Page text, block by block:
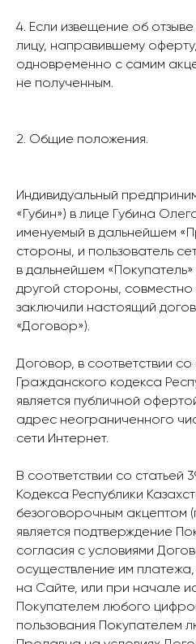
4. Если извещение об
лицу, направившему
одновременно с самим
не полученным.
2. Общие положения.
Индивидуальный
«Губин») в лице Губина
именуемый в дальнейшем
стороны, и пользователь
в дальнейшем «Покупатель»
другой стороны,
заключили настоящий
«Договор»).
Договор, в соответствии со
Гражданского кодекса
является публичной
адрес неограниченного
сети Интернет.
В соответствии со статьей
Кодекса Республики
безоговорочным акцептом
является подтверждение
согласия с условиями
осуществление им
на Сайте, или при начале
Покупателем любого
пользования Покупателем